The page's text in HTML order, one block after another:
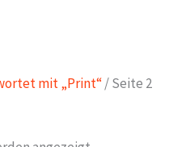
mit „Print“/ Seite 2